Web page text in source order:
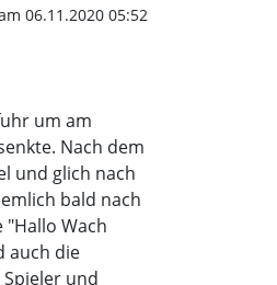
06.11.2020 05:52
um am
Nach dem
und glich nach
bald nach
Wach
auch die
und